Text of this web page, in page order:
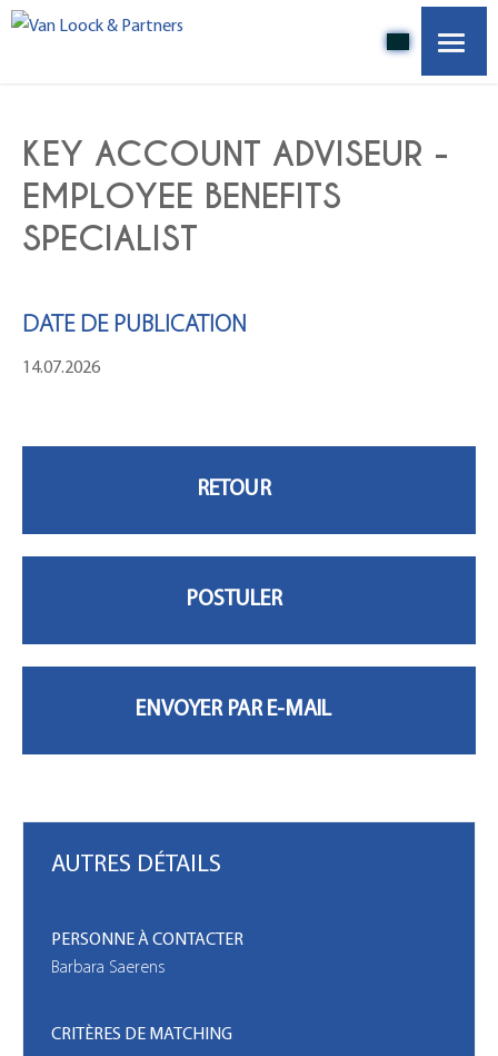
À PROPOS DE NOUS
OFFRES D'EMPLOI
EMPLOYEURS
CONTACT
KEY ACCOUNT ADVISEUR -
EMPLOYEE BENEFITS
SPECIALIST
DATE DE PUBLICATION
14.07.2026
AUTRES DÉTAILS
PERSONNE À CONTACTER
Barbara Saerens
CRITÈRES DE MATCHING